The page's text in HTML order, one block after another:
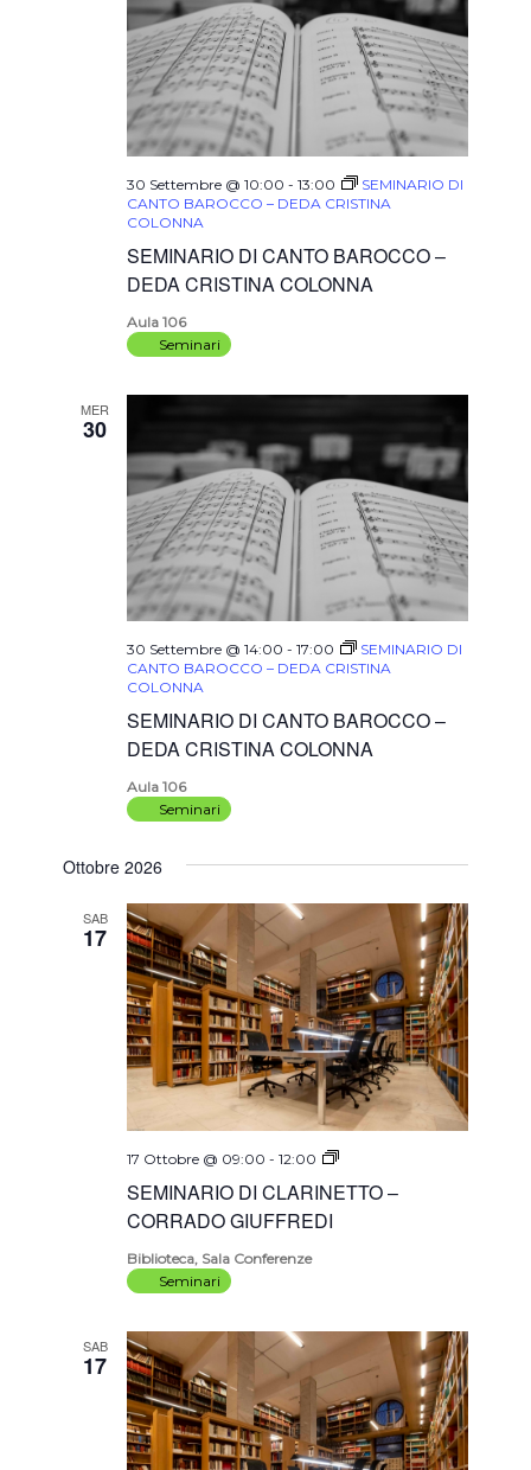
SEMINARIO DI CANTO BAROCCO –
DEDA CRISTINA COLONNA
30 Settembre @ 10:00 -13:00
SEMINARIO DI
CANTO BAROCCO – DEDA CRISTINA
COLONNA
Aula 106
Seminari
MER
30
SEMINARIO DI CANTO BAROCCO –
DEDA CRISTINA COLONNA
30 Settembre @ 14:00 -17:00
SEMINARIO DI
CANTO BAROCCO – DEDA CRISTINA
COLONNA
Aula 106
Seminari
Ottobre 2026
SAB
17
SEMINARIO DI CLARINETTO –
CORRADO GIUFFREDI
17 Ottobre @ 09:00 -12:00
SEMINARIO
CLARINETTO
Biblioteca, Sala Conferenze
Seminari
SAB
17